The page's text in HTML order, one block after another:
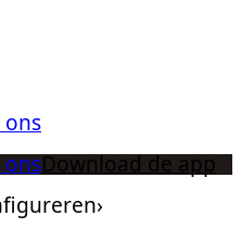
ons
onsDownload de app
›